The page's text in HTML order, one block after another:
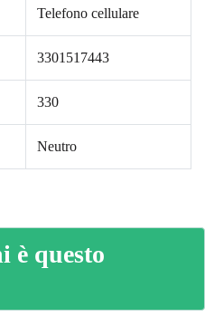
Telefono cellulare
3301517443
330
Neutro
è questo